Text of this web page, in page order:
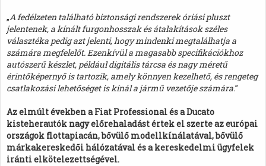
„A fedélzeten található biztonsági rendszerek óriási pluszt
jelentenek, a kínált furgonhosszak és átalakítások széles
választéka pedig azt jelenti, hogy mindenki megtalálhatja a
számára megfelelőt. Ezenkívül a magasabb specifikációkhoz
autószerű készlet, például digitális tárcsa és nagy méretű
érintőképernyő is tartozik, amely könnyen kezelhető, és rengeteg
csatlakozási lehetőséget is kínál a jármű vezetője számára.”
Az elmúlt években a Fiat Professional és a Ducato
kisteherautók nagy előrehaladást értek el szerte az európai
országok flottapiacán, bővülő modellkínálatával, bővülő
márkakereskedői hálózatával és a kereskedelmi ügyfelek
iránti elkötelezettségével.